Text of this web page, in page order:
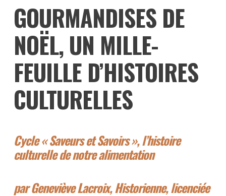
GOURMANDISES DE
NOËL, UN MILLE-
FEUILLE D’HISTOIRES
CULTURELLES
Cycle « Saveurs et Savoirs », l’histoire
culturelle de notre alimentation
par Geneviève Lacroix, Historienne, licenciée